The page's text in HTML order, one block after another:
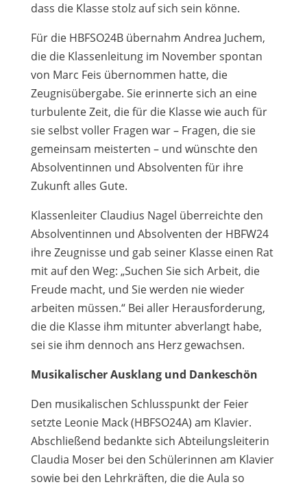
dass die Klasse stolz auf sich sein könne.
Für die HBFSO24B übernahm Andrea Juchem,
die die Klassenleitung im November spontan
von Marc Feis übernommen hatte, die
Zeugnisübergabe. Sie erinnerte sich an eine
turbulente Zeit, die für die Klasse wie auch für
sie selbst voller Fragen war – Fragen, die sie
gemeinsam meisterten – und wünschte den
Absolventinnen und Absolventen für ihre
Zukunft alles Gute.
Klassenleiter Claudius Nagel überreichte den
Absolventinnen und Absolventen der HBFW24
ihre Zeugnisse und gab seiner Klasse einen Rat
mit auf den Weg: „Suchen Sie sich Arbeit, die
Freude macht, und Sie werden nie wieder
arbeiten müssen.“ Bei aller Herausforderung,
die die Klasse ihm mitunter abverlangt habe,
sei sie ihm dennoch ans Herz gewachsen.
Musikalischer Ausklang und Dankeschön
Den musikalischen Schlusspunkt der Feier
setzte Leonie Mack (HBFSO24A) am Klavier.
Abschließend bedankte sich Abteilungsleiterin
Claudia Moser bei den Schülerinnen am Klavier
sowie bei den Lehrkräften, die die Aula so